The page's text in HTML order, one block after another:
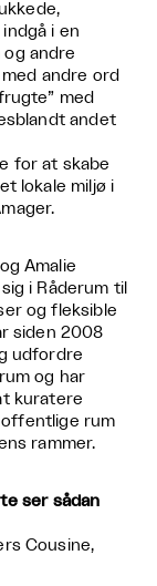
i en
og andre
andre ord
med
andet
for at skabe
lokale miljø i
Amalie
i Råderum til
og fleksible
siden 2008
udfordre
og har
kuratere
rum
rammer.
ser sådan
Cousine,